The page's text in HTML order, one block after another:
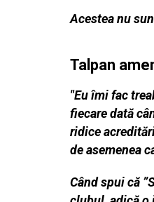
Acestea nu
Talpan
"Eu îmi fac
fiecare dată
ridice
de asemenea
Când spui că